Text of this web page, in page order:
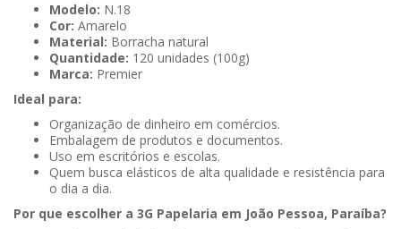
Modelo: N.18
Cor: Amarelo
Material: Borracha natural
Quantidade: 120 unidades (100g)
Marca: Premier
Ideal para:
Organização de dinheiro em comércios.
Embalagem de produtos e documentos.
Uso em escritórios e escolas.
Quem busca elásticos de alta qualidade e resistência para
o dia a dia.
Por que escolher a 3G Papelaria em João Pessoa, Paraíba?